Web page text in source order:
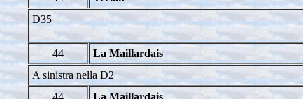
D35
44 La Maillardais
A sinistra nella D2